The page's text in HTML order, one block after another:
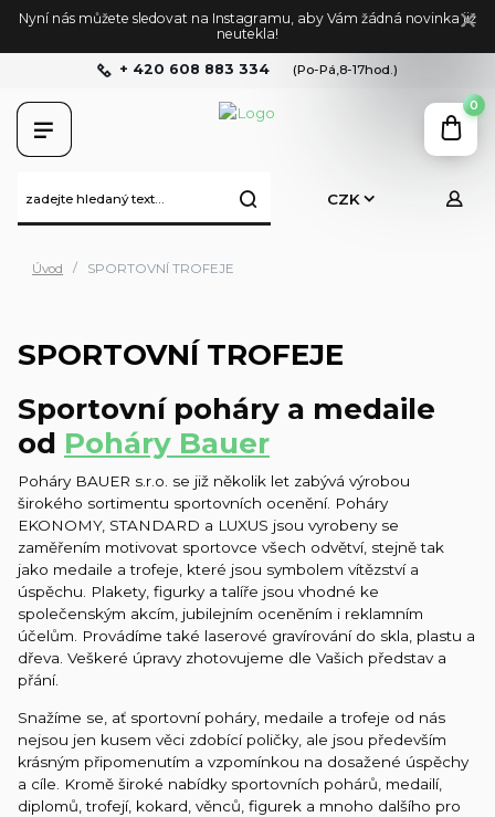
Nyní nás můžete sledovat na Instagramu, aby Vám žádná novinka již
neutekla!
CZK
+ 420 608 883 334 (Po-Pá,8-17hod.)
0
Úvod SPORTOVNÍ TROFEJE
SPORTOVNÍ TROFEJE
Sportovní poháry a medaile
od Poháry Bauer
Poháry BAUER s.r.o. se již několik let zabývá výrobou
širokého sortimentu sportovních ocenění. Poháry
EKONOMY, STANDARD a LUXUS jsou vyrobeny se
zaměřením motivovat sportovce všech odvětví, stejně tak
jako medaile a trofeje, které jsou symbolem vítězství a
úspěchu. Plakety, figurky a talíře jsou vhodné ke
společenským akcím, jubilejním oceněním i reklamním
účelům. Provádíme také laserové gravírování do skla, plastu a
dřeva. Veškeré úpravy zhotovujeme dle Vašich představ a
přání.
Snažíme se, ať sportovní poháry, medaile a trofeje od nás
nejsou jen kusem věci zdobící poličky, ale jsou především
krásným připomenutím a vzpomínkou na dosažené úspěchy
a cíle. Kromě široké nabídky sportovních pohárů, medailí,
diplomů, trofejí, kokard, věnců, figurek a mnoho dalšího pro